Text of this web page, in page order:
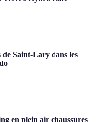
Saint-Lary dans les
en plein air chaussures